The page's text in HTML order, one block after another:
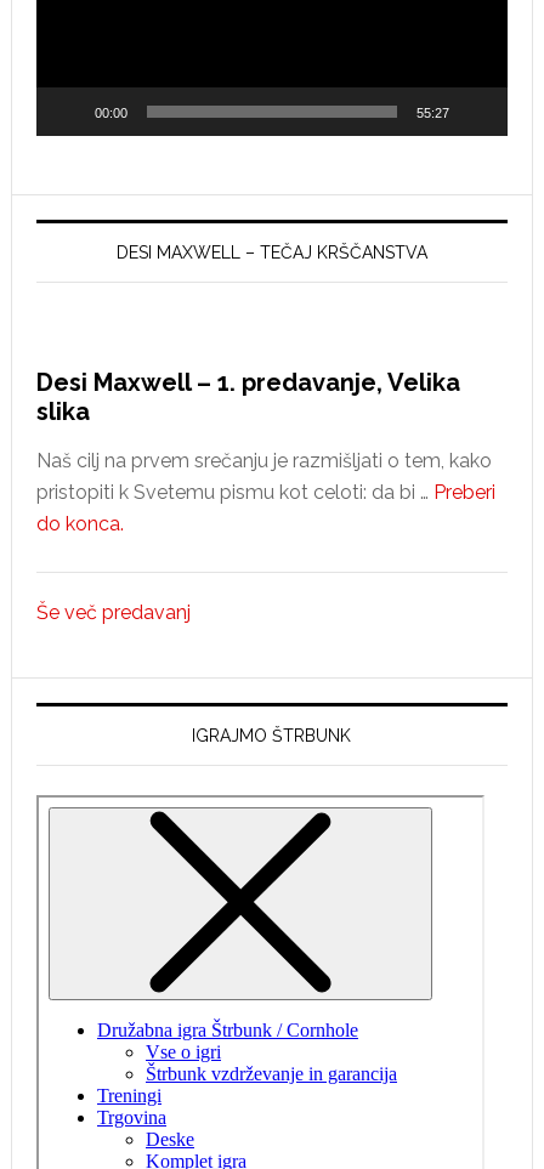
00:00 55:27
DESI MAXWELL – TEČAJ KRŠČANSTVA
Desi Maxwell – 1. predavanje, Velika
slika
Naš cilj na prvem srečanju je razmišljati o tem, kako
pristopiti k Svetemu pismu kot celoti: da bi … Preberi
do konca.about
–
predavanje,
Velika
Še več predavanj
IGRAJMO ŠTRBUNK